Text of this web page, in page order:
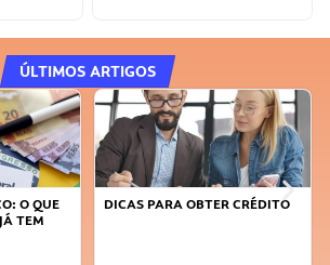
ÚLTIMOS ARTIGOS
O QUE
TEM
DICAS PARA OBTER CRÉDITO